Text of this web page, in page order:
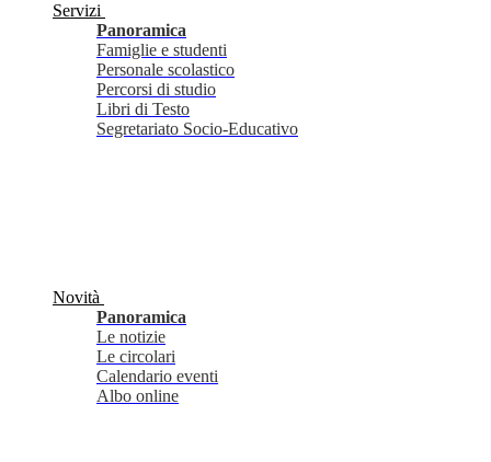
Servizi
Panoramica
Famiglie e studenti
Personale scolastico
Percorsi di studio
Libri di Testo
Segretariato Socio-Educativo
Novità
Panoramica
Le notizie
Le circolari
Calendario eventi
Albo online